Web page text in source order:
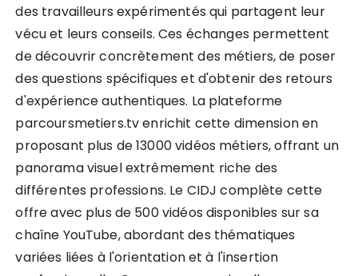
des travailleurs expérimentés qui partagent leur
vécu et leurs conseils. Ces échanges permettent
de découvrir concrètement des métiers, de poser
des questions spécifiques et d'obtenir des retours
d'expérience authentiques. La plateforme
parcoursmetiers.tv enrichit cette dimension en
proposant plus de 13000 vidéos métiers, offrant un
panorama visuel extrêmement riche des
différentes professions. Le CIDJ complète cette
offre avec plus de 500 vidéos disponibles sur sa
chaîne YouTube, abordant des thématiques
variées liées à l'orientation et à l'insertion